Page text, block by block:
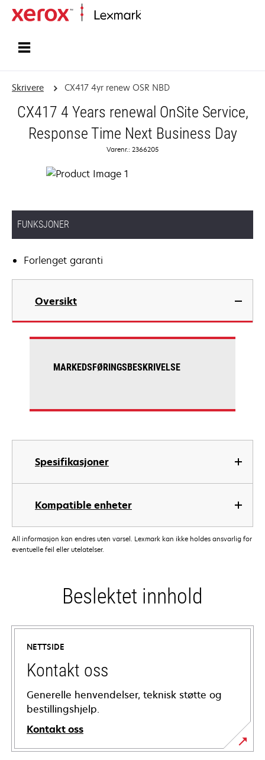
Skrivere CX417 4yr renew OSR NBD
CX417 4 Years renewal OnSite Service,
Response Time Next Business Day
Varenr.: 2366205
FUNKSJONER
Forlenget garanti
Oversikt
Spesifikasjoner
Kompatible enheter
MARKEDSFØRINGSBESKRIVELSE
All informasjon kan endres uten varsel. Lexmark kan ikke holdes ansvarlig for
eventuelle feil eller utelatelser.
Beslektet innhold
NETTSIDE
Kontakt oss
Generelle henvendelser, teknisk støtte og
bestillingshjelp.
Kontakt oss